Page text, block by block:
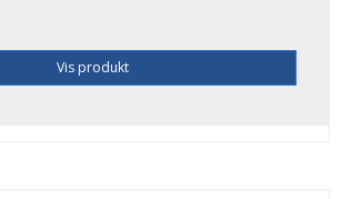
Vis produkt